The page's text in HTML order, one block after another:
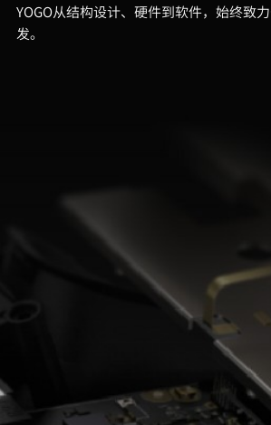
YOGO从结构设计、硬件到软件，始终致
发。